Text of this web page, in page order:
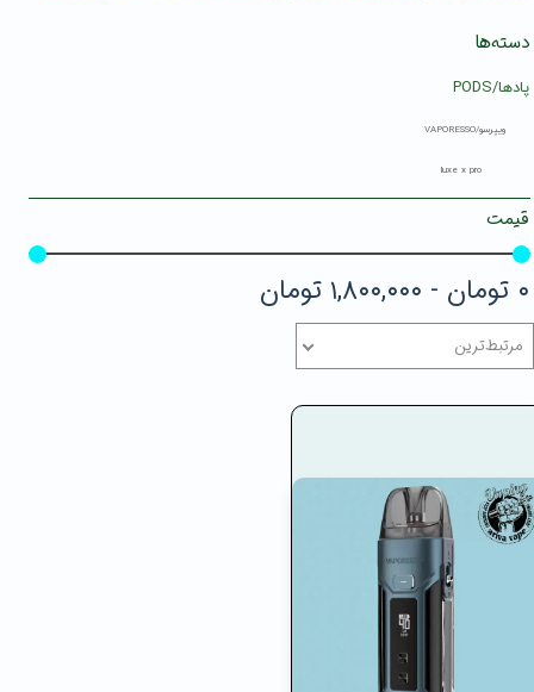
دسته‌ها
پادها/PODS
ویپرسو/VAPORESSO
luxe x pro
قیمت
۰ تومان - ۱,۸۰۰,۰۰۰ تومان
مرتبط‌ترین